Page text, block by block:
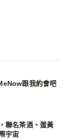
跟我約會吧
聯名茶酒、蛋黃
宇宙